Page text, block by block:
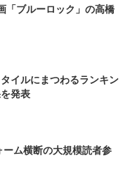
「ブルーロック」の高橋
イルにまつわるランキン
発表
ム横断の大規模読者参